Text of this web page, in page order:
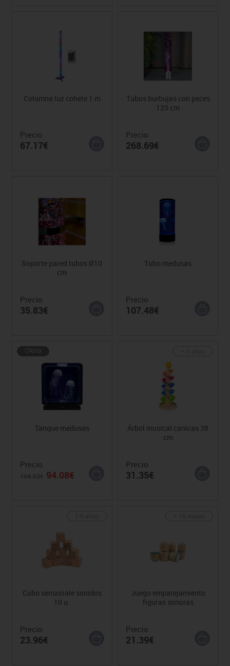
Columna luz cohete 1 m
Precio
67.17€
Tubos burbujas con peces
120 cm
Precio
268.69€
Soporte pared tubos Ø10
cm
Precio
35.83€
Tubo medusas
Precio
107.48€
Oferta
Tanque medusas
Precio
94.08€
Árbol musical canicas 38
cm
Precio
31.35€
Cubo sensoriale sonidos
10 u.
Precio
23.96€
Juego emparejamiento
figuras sonoras
Precio
21.39€